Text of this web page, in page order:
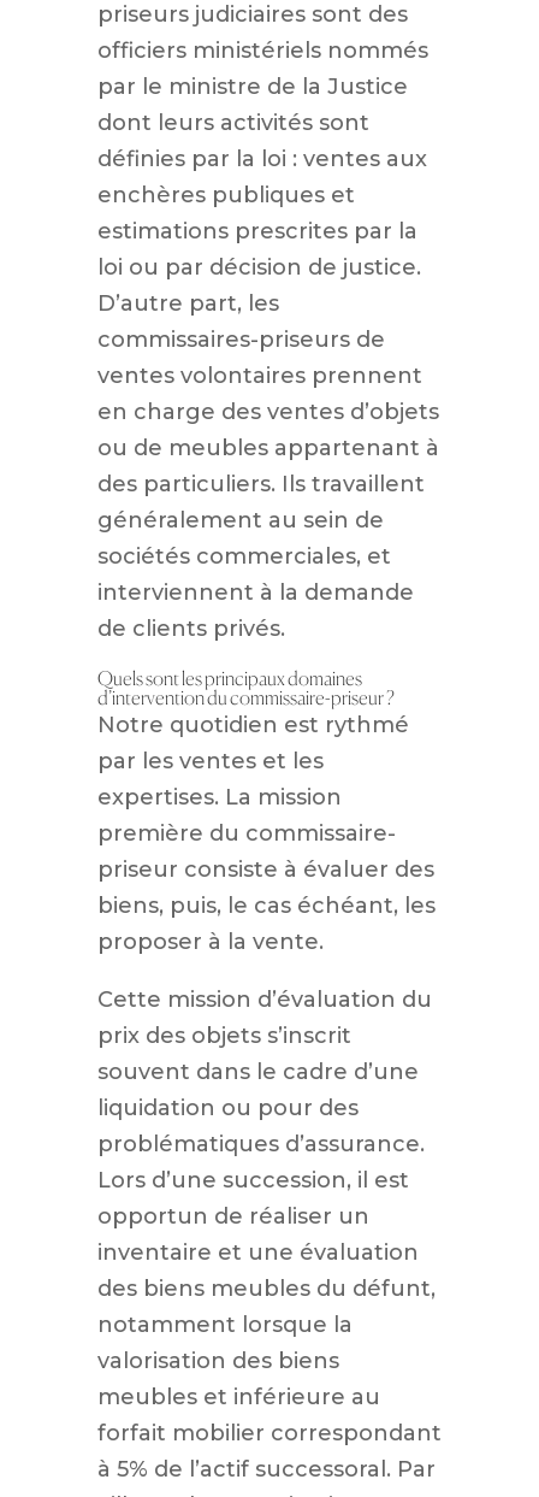
priseurs judiciaires sont des
officiers ministériels nommés
par le ministre de la Justice
dont leurs activités sont
définies par la loi : ventes aux
enchères publiques et
estimations prescrites par la
loi ou par décision de justice.
D’autre part, les
commissaires-priseurs de
ventes volontaires prennent
en charge des ventes d’objets
ou de meubles appartenant à
des particuliers. Ils travaillent
généralement au sein de
sociétés commerciales, et
interviennent à la demande
de clients privés.
Quels sont les principaux domaines
d’intervention du commissaire-priseur ?
Notre quotidien est rythmé
par les ventes et les
expertises. La mission
première du commissaire-
priseur consiste à évaluer des
biens, puis, le cas échéant, les
proposer à la vente.
Cette mission d’évaluation du
prix des objets s’inscrit
souvent dans le cadre d’une
liquidation ou pour des
problématiques d’assurance.
Lors d’une succession, il est
opportun de réaliser un
inventaire et une évaluation
des biens meubles du défunt,
notamment lorsque la
valorisation des biens
meubles et inférieure au
forfait mobilier correspondant
à 5% de l’actif successoral. Par